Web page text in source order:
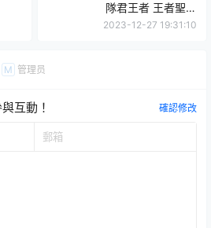
隊君王者 王者聖劍
MEMORIAL EDITION』十組
2023-12-27 19:31:10
M 管理员
互動！ 確認修改